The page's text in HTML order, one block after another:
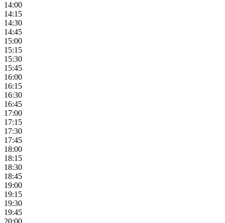
14:00
14:15
14:30
14:45
15:00
15:15
15:30
15:45
16:00
16:15
16:30
16:45
17:00
17:15
17:30
17:45
18:00
18:15
18:30
18:45
19:00
19:15
19:30
19:45
20:00